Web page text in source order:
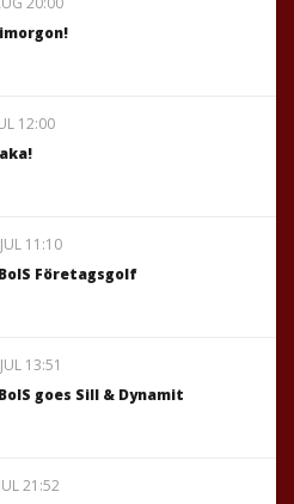
12:00
11:10
Företagsgolf
13:51
goes Sill & Dynamit
21:52